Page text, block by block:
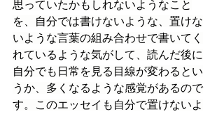
思っていたかもしれないようなこと
を、自分では書けないような、置けな
いような言葉の組み合わせで書いてく
れているような気がして、読んだ後に
自分でも日常を見る目線が変わるとい
うか、多くなるような感覚があるので
す。このエッセイも自分で置けないよ